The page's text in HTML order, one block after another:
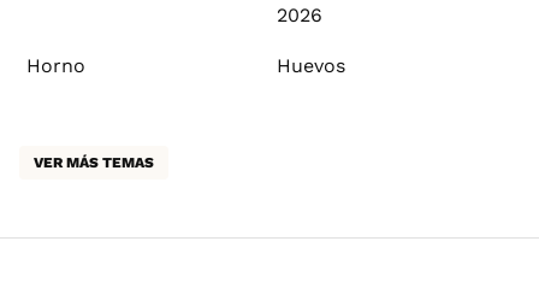
2026
Horno Huevos
VER MÁS TEMAS